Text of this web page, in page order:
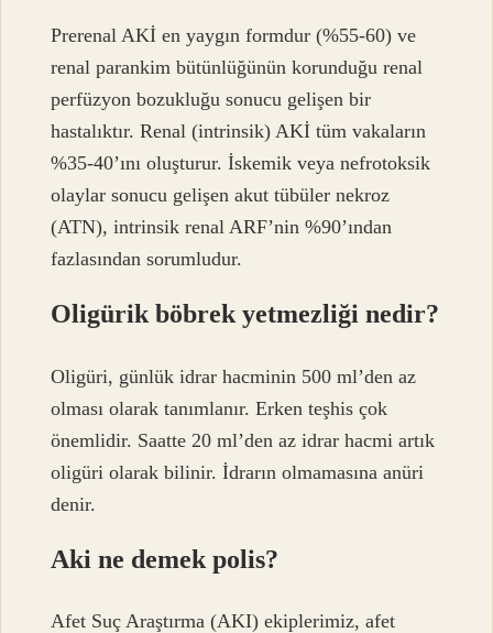
Prerenal AKİ en yaygın formdur (%55-60) ve
renal parankim bütünlüğünün korunduğu renal
perfüzyon bozukluğu sonucu gelişen bir
hastalıktır. Renal (intrinsik) AKİ tüm vakaların
%35-40’ını oluşturur. İskemik veya nefrotoksik
olaylar sonucu gelişen akut tübüler nekroz
(ATN), intrinsik renal ARF’nin %90’ından
fazlasından sorumludur.
Oligürik böbrek yetmezliği nedir?
Oligüri, günlük idrar hacminin 500 ml’den az
olması olarak tanımlanır. Erken teşhis çok
önemlidir. Saatte 20 ml’den az idrar hacmi artık
oligüri olarak bilinir. İdrarın olmamasına anüri
denir.
Aki ne demek polis?
Afet Suç Araştırma (AKI) ekiplerimiz, afet